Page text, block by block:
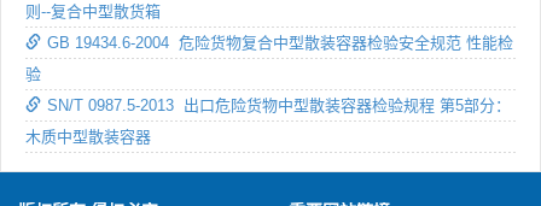
则--复合中型散货箱
GB 19434.6-2004 危险货物复合中型散装容器检验安全规范 性能检
验
SN/T 0987.5-2013 出口危险货物中型散装容器检验规程 第5部分：
木质中型散装容器